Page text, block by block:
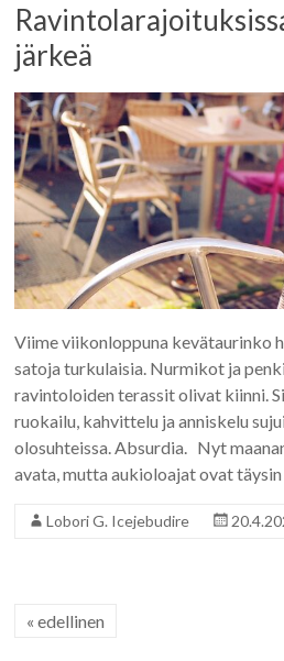
järkeä
Viime viikonloppuna kevätaurinko
satoja turkulaisia. Nurmikot ja
ravintoloiden terassit olivat kiinni.
ruokailu, kahvittelu ja anniskelu
olosuhteissa. Absurdia. Nyt
avata, mutta aukioloajat ovat täysin
Lobori G. Icejebudire
« edellinen